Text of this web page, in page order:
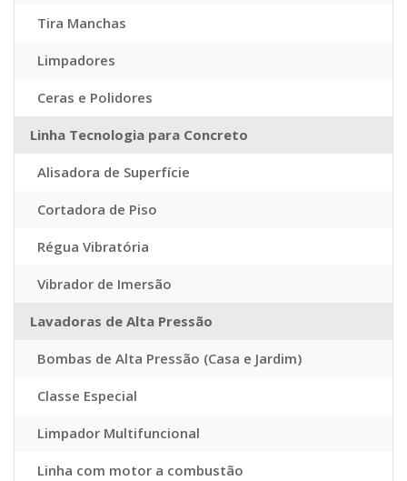
Tira Manchas
Limpadores
Ceras e Polidores
Linha Tecnologia para Concreto
Alisadora de Superfície
Cortadora de Piso
Régua Vibratória
Vibrador de Imersão
Lavadoras de Alta Pressão
Bombas de Alta Pressão (Casa e Jardim)
Classe Especial
Limpador Multifuncional
Linha com motor a combustão